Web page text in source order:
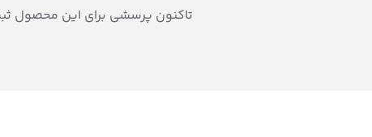
تاکنون پرسشی برای این محصول